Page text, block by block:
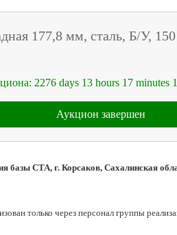
177,8 мм, сталь, Б/У,
2276 days 13 hours 17 minutes
Аукцион завершен
базы СТА, г. Корсаков, Сахалинская
только через персонал группы